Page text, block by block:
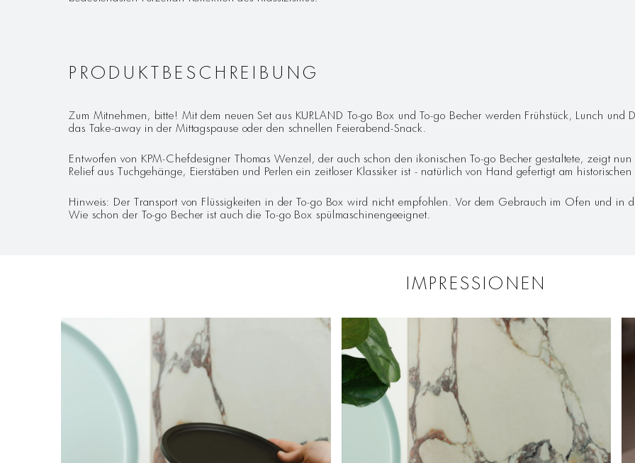
PRODUKTBESCHREIBUNG
Zum Mitnehmen, bitte! Mit dem neuen Set aus KURLAND To-go Box und To-go Becher werden Frühstück, Lunch
das Take-away in der Mittagspause oder den schnellen Feierabend-Snack.
Entworfen von KPM-Chefdesigner Thomas Wenzel, der auch schon den ikonischen To-go Becher gestaltete, zeigt
Relief aus Tuchgehänge, Eierstäben und Perlen ein zeitloser Klassiker ist - natürlich von Hand gefertigt am
Hinweis: Der Transport von Flüssigkeiten in der To-go Box wird nicht empfohlen. Vor dem Gebrauch im Ofen und in
Wie schon der To-go Becher ist auch die To-go Box spülmaschinengeeignet.
IMPRESSIONEN